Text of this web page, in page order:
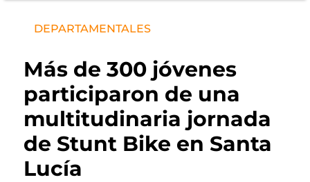
DEPARTAMENTALES
Más de 300 jóvenes
participaron de una
multitudinaria jornada
de Stunt Bike en Santa
Lucía